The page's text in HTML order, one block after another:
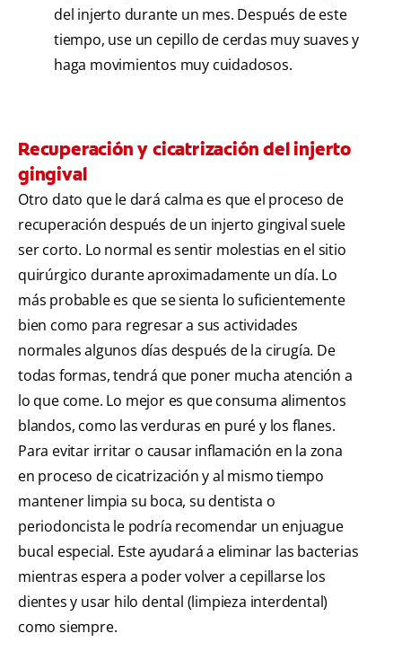
del injerto durante un mes. Después de este
tiempo, use un cepillo de cerdas muy suaves y
haga movimientos muy cuidadosos.
Recuperación y cicatrización del injerto
gingival
Otro dato que le dará calma es que el proceso de
recuperación después de un injerto gingival suele
ser corto. Lo normal es sentir molestias en el sitio
quirúrgico durante aproximadamente un día. Lo
más probable es que se sienta lo suficientemente
bien como para regresar a sus actividades
normales algunos días después de la cirugía. De
todas formas, tendrá que poner mucha atención a
lo que come. Lo mejor es que consuma alimentos
blandos, como las verduras en puré y los flanes.
Para evitar irritar o causar inflamación en la zona
en proceso de cicatrización y al mismo tiempo
mantener limpia su boca, su dentista o
periodoncista le podría recomendar un enjuague
bucal especial. Este ayudará a eliminar las bacterias
mientras espera a poder volver a cepillarse los
dientes y usar hilo dental (limpieza interdental)
como siempre.